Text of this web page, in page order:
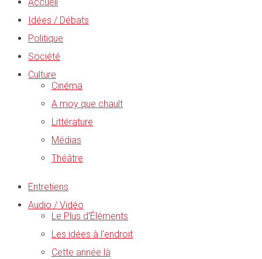
Accueil
Idées / Débats
Politique
Société
Culture
Cinéma
A moy que chault
Littérature
Médias
Théâtre
Entretiens
Audio / Vidéo
Le Plus d’Éléments
Les idées à l’endroit
Cette année là